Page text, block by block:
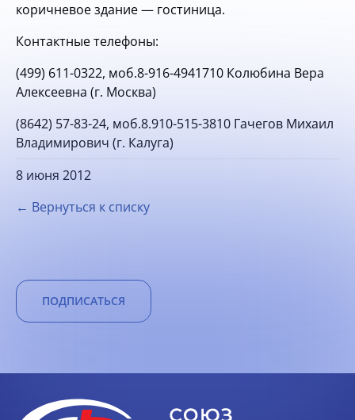
коричневое здание — гостиница.
Контактные телефоны:
(499) 611-0322, моб.8-916-4941710 Колюбина Вера
Алексеевна (г. Москва)
(8642) 57-83-24, моб.8.910-515-3810 Гачегов Михаил
Владимирович (г. Калуга)
8 июня 2012
← Вернуться к списку
ПОДПИСАТЬСЯ